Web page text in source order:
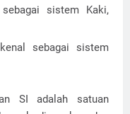
sistem Kaki,
sebagai sistem
SI adalah satuan